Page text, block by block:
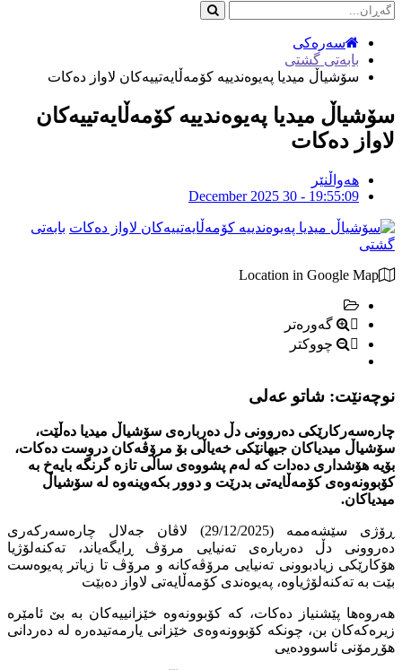
سەرەکی
بابەتی گشتی
سۆشیاڵ میدیا پەیوەندییە کۆمەڵایەتییەكان لاواز دەکات
سۆشیاڵ میدیا پەیوەندییە کۆمەڵایەتییەكان
لاواز دەکات
هەواڵنێر
December 2025 30 - 19:55:09
بابەتی
گشتی
Location in Google Map
گەورەتر
چووکتر
نوچەنێت: شاتو عەلی
چارەسەركارێكی دەروونی دڵ دەربارەی سۆشیاڵ میدیا دەڵێت،
سۆشیاڵ میدیاکان جیهانێکی خەیاڵی بۆ مرۆڤەکان دروست دەکات،
بۆیە هۆشداری دەدات کە لەم پشووەی ساڵی تازە گرنگە بایەخ بە
کۆبوونەوەی کۆمەڵایەتی بدرێت و دوور بکەوینەوە لە سۆشیاڵ
میدیاکان.
ڕۆژی سێشەممە (29/12/2025) لاڤان جەلال چارەسەرکەری
دەروونی دڵ دەربارەی تەنیایی مرۆڤ ڕایگەیاند، تەکنەلۆژیا
هۆکارێکی زیادبوونی تەنیایی مرۆڤەکانە و مرۆڤ تا زیاتر پەیوەست
بێت بە تەکنەلۆژیاوە، پەیوەندی کۆمەڵایەتی لاواز دەبێت
هەروەها پێشنیاز دەکات، کە کۆبوونەوە خێزانییەکان بە بێ ئامێرە
زیرەکەکان بن، چونکە کۆبوونەوەی خێزانی یارمەتیدەرە لە دەردانی
هۆڕمۆنی ئاسوودەیی